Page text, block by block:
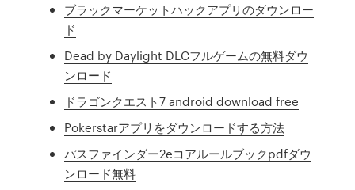
ブラックマーケットハックアプリのダウンロー
ド
Dead by Daylight DLCフルゲームの無料ダウ
ンロード
ドラゴンクエスト7 android download free
Pokerstarアプリをダウンロードする方法
パスファインダー2eコアルールブックpdfダウ
ンロード無料